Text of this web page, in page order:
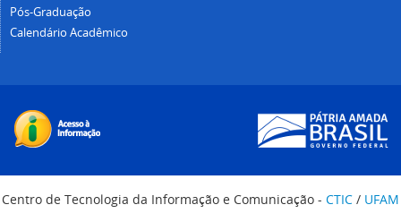
Pós-Graduação
Calendário Acadêmico
Centro de Tecnologia da Informação e Comunicação - CTIC / UFAM